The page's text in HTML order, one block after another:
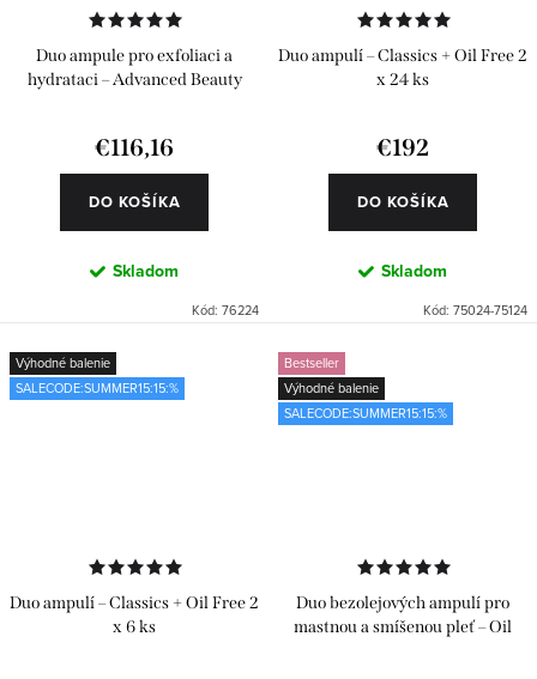
Duo ampule pro exfoliaci a
hydrataci – Advanced Beauty
€116,16
DO KOŠÍKA
Skladom
Kód: 76224
Duo ampulí – Classics + Oil Free 2
x 24 ks
€192
DO KOŠÍKA
Skladom
Kód: 75024-75124
Výhodné balenie
SALECODE:SUMMER15:15:%
Duo ampulí – Classics + Oil Free 2
x 6 ks
Bestseller
Výhodné balenie
SALECODE:SUMMER15:15:%
Duo bezolejových ampulí pro
mastnou a smíšenou pleť – Oil